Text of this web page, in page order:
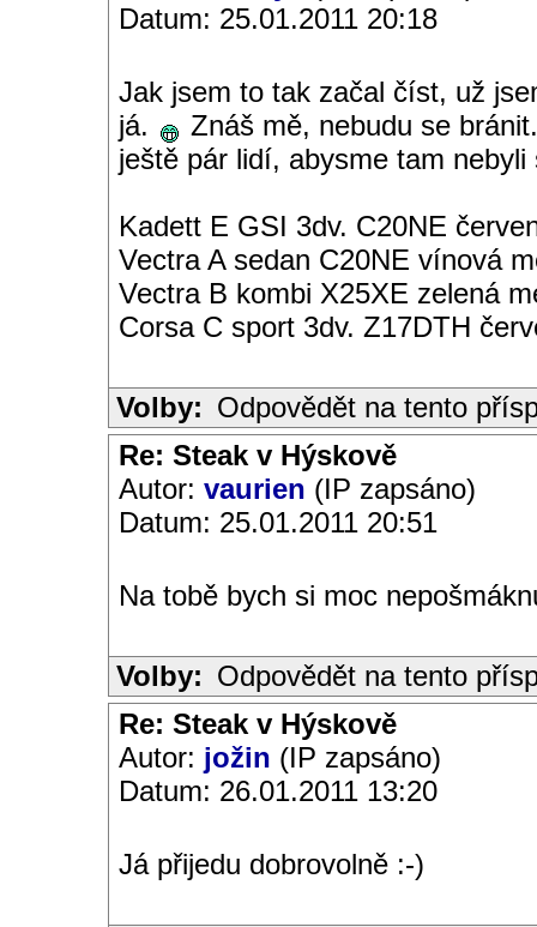
Datum: 25.01.2011 20:18
Jak jsem to tak začal číst, už
já.
Znáš mě, nebudu se
ještě pár lidí, abysme tam
Kadett E GSI 3dv. C20NE
Vectra A sedan C20NE vínová
Vectra B kombi X25XE zelená
Corsa C sport 3dv. Z17DTH
Volby: Odpovědět na tento
Re: Steak v Hýskově
Autor: vaurien (IP zapsáno)
Datum: 25.01.2011 20:51
Na tobě bych si moc
Volby: Odpovědět na tento
Re: Steak v Hýskově
Autor: jožin (IP zapsáno)
Datum: 26.01.2011 13:20
Já přijedu dobrovolně :-)